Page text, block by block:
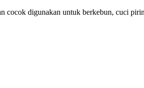
cocok digunakan untuk berkebun, cuci